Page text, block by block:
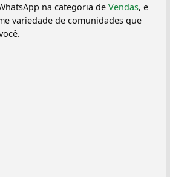
na categoria de Vendas, e
variedade de comunidades que